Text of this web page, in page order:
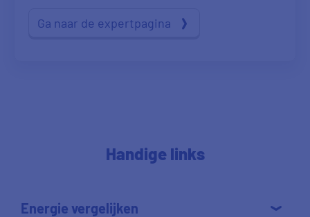
Ga naar de expertpagina
Handige links
Energie vergelijken